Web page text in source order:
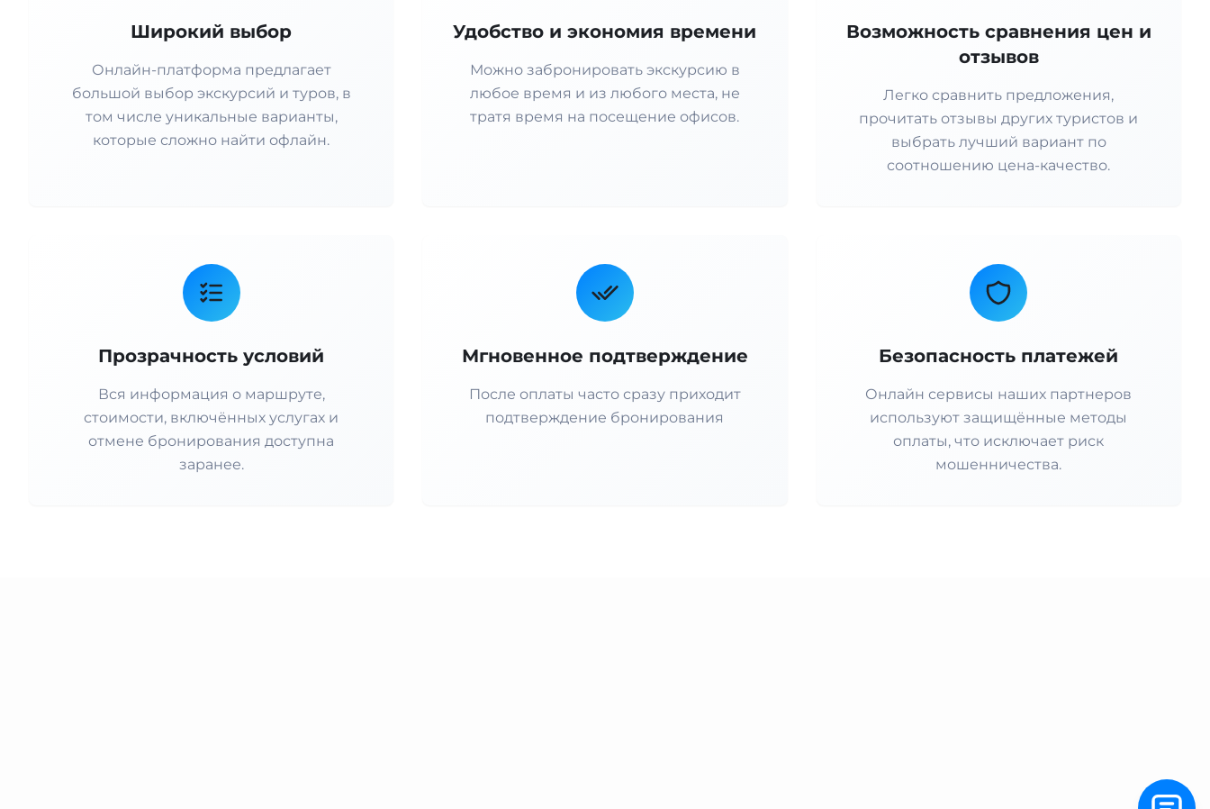
Широкий выбор
Онлайн-платформа предлагает
большой выбор экскурсий и туров, в
том числе уникальные варианты,
которые сложно найти офлайн.
Удобство и экономия времени
Можно забронировать экскурсию в
любое время и из любого места, не
тратя время на посещение офисов.
Возможность сравнения цен и
отзывов
Легко сравнить предложения,
прочитать отзывы других туристов и
выбрать лучший вариант по
соотношению цена-качество.
Прозрачность условий
Вся информация о маршруте,
стоимости, включённых услугах и
отмене бронирования доступна
заранее.
Мгновенное подтверждение
После оплаты часто сразу приходит
подтверждение бронирования
Безопасность платежей
Онлайн сервисы наших партнеров
используют защищённые методы
оплаты, что исключает риск
мошенничества.